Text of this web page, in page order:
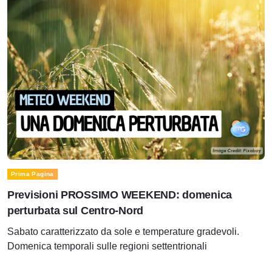
Prima Pagina
Previsioni PROSSIMO WEEKEND: domenica
perturbata sul Centro-Nord
Sabato caratterizzato da sole e temperature gradevoli.
Domenica temporali sulle regioni settentrionali